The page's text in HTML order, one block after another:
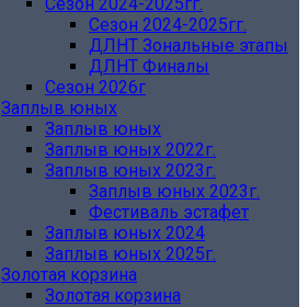
Сезон 2024-2025гг.
ДЛНТ Зональные этапы
ДЛНТ Финалы
Сезон 2026г
Заплыв юных
Заплыв юных
Заплыв юных 2022г.
Заплыв юных 2023г.
Заплыв юных 2023г.
Фестиваль эстафет
Заплыв юных 2024
Заплыв юных 2025г.
Золотая корзина
Золотая корзина